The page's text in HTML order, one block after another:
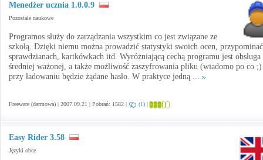
Menedżer ucznia 1.0.0.9
Pozostałe naukowe
Programos służy do zarządzania wszystkim co jest związane ze
szkołą. Dzięki niemu można prowadzić statystyki swoich ocen,
sprawdzianach, kartkówkach itd. Wyróżniającą cechą programu jest obsługa
średniej ważonej, a także możliwość zaszyfrowania pliku (wiadomo po co
przy ładowaniu będzie żądane hasło. W praktyce jedną ...
Freeware (darmowa) | 2007.09.21 | Pobrań: 1582 | (1) |
Easy Rider 3.58
Języki obce